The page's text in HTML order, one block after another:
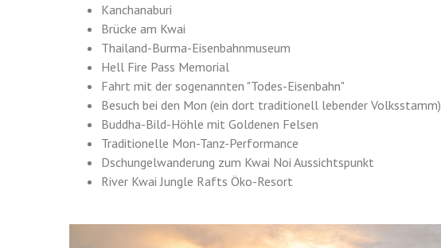
Kanchanaburi
Brücke am Kwai
Thailand-Burma-Eisenbahnmuseum
Hell Fire Pass Memorial
Fahrt mit der sogenannten "Todes-Eisenbahn"
Besuch bei den Mon (ein dort traditionell lebender Volksstamm)
Buddha-Bild-Höhle mit Goldenen Felsen
Traditionelle Mon-Tanz-Performance
Dschungelwanderung zum Kwai Noi Aussichtspunkt
River Kwai Jungle Rafts Öko-Resort